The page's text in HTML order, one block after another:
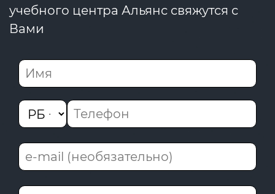
учебного центра Альянс свяжутся с
Вами